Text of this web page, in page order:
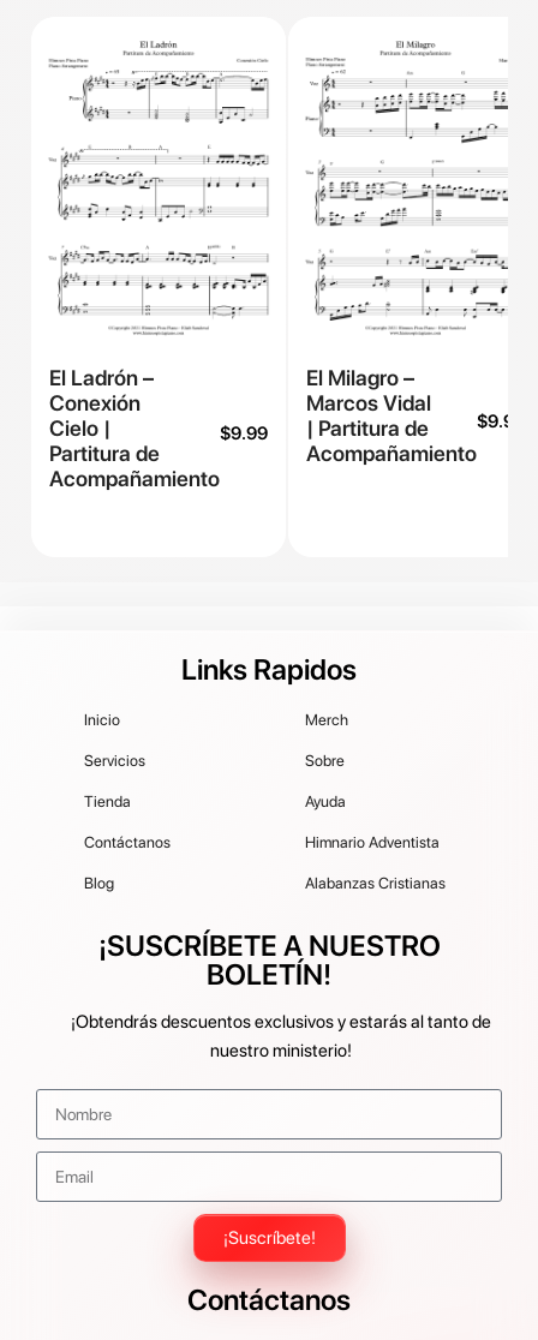
El Ladrón –
Conexión
Cielo |
Partitura de
Acompañamiento
$9.99
El Milagro –
Marcos Vidal
| Partitura de
Acompañamiento
$9.99
Links Rapidos
Inicio
Servicios
Tienda
Contáctanos
Blog
Merch
Sobre
Ayuda
Himnario Adventista
Alabanzas Cristianas
¡SUSCRÍBETE A NUESTRO
BOLETÍN!
¡Obtendrás descuentos exclusivos y estarás al tanto de
nuestro ministerio!
¡Suscríbete!
Contáctanos